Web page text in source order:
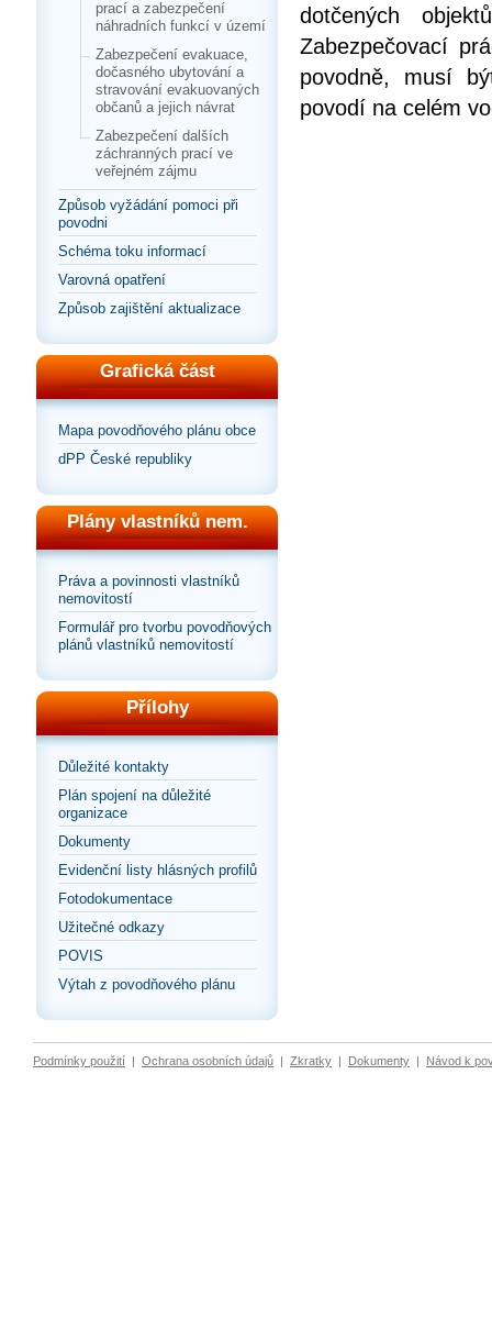
prací a zabezpečení
náhradních funkcí v území
Zabezpečení evakuace,
dočasného ubytování a
stravování evakuovaných
občanů a jejich návrat
Zabezpečení dalších
záchranných prací ve
veřejném zájmu
Způsob vyžádání pomoci při
povodni
Schéma toku informací
Varovná opatření
Způsob zajištění aktualizace
Grafická část
Mapa povodňového plánu obce
dPP České republiky
Plány vlastníků nem.
Práva a povinnosti vlastníků
nemovitostí
Formulář pro tvorbu povodňových
plánů vlastníků nemovitostí
Přílohy
Důležité kontakty
Plán spojení na důležité
organizace
Dokumenty
Evidenční listy hlásných profilů
Fotodokumentace
Užitečné odkazy
POVIS
Výtah z povodňového plánu
dotčených
Zabezpečovací
povodně, musí
povodí na celém
Podmínky použití | Ochrana osobních údajů | Zkratky | Dokumenty | Návod k